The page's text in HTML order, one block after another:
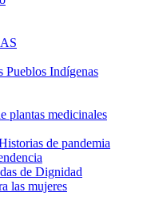
Pueblos Indígenas
plantas medicinales
de pandemia
de Dignidad
las mujeres